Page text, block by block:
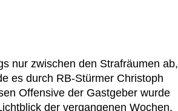
nur zwischen den Strafräumen ab,
es durch RB-Stürmer Christoph
Offensive der Gastgeber wurde
der vergangenen Wochen,